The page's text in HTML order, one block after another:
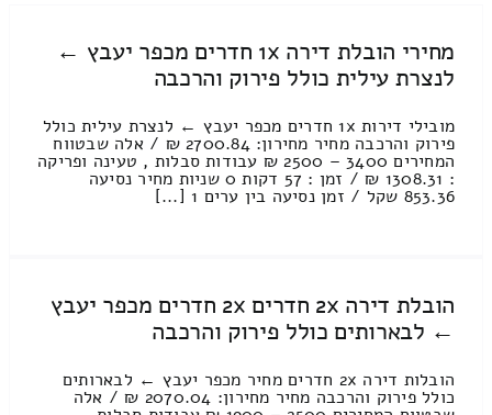
מחירי הובלת דירה 1x חדרים מכפר יעבץ ←
לנצרת עילית כולל פירוק והרכבה
מובילי דירות 1x חדרים מכפר יעבץ ← לנצרת עילית כולל
פירוק והרכבה מחיר מחירון: 2700.84 ₪ / אלה שבטווח
המחירים 3400 – 2500 ₪ עבודות סבלות , טעינה ופריקה
: 1308.31 ₪ / זמן : 57 דקות 0 שניות מחיר נסיעה
853.36 שקל / זמן נסיעה בין ערים 1 [...]
הובלת דירה 2x חדרים 2x חדרים מכפר יעבץ
← לבארותים כולל פירוק והרכבה
הובלות דירה 2x חדרים מחיר מכפר יעבץ ← לבארותים
כולל פירוק והרכבה מחיר מחירון: 2070.04 ₪ / אלה